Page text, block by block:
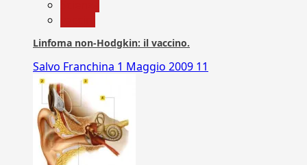
Linfoma non-Hodgkin: il vaccino.
Salvo Franchina 1 Maggio 2009 11